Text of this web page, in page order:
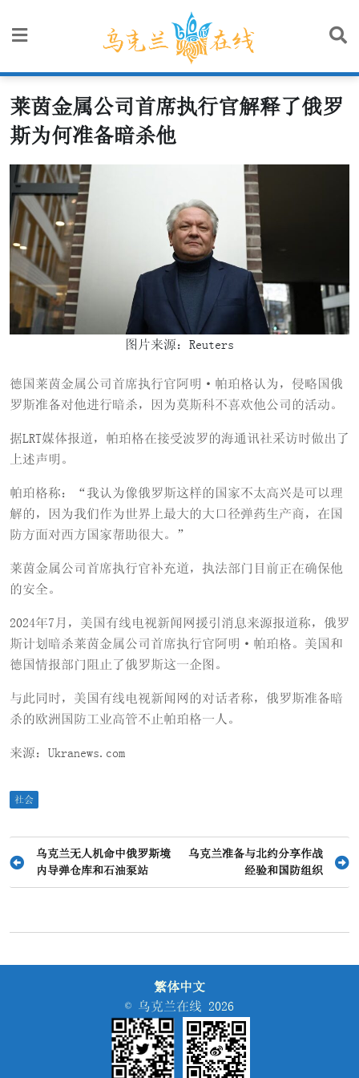
莱茵金属公司首席执行官解释了俄罗
斯为何准备暗杀他
图片来源：Reuters
德国莱茵金属公司首席执行官阿明·帕珀格认为，侵略国俄
罗斯准备对他进行暗杀，因为莫斯科不喜欢他公司的活动。
据LRT媒体报道，帕珀格在接受波罗的海通讯社采访时做出了
上述声明。
帕珀格称：“我认为像俄罗斯这样的国家不太高兴是可以理
解的，因为我们作为世界上最大的大口径弹药生产商，在国
防方面对西方国家帮助很大。”
莱茵金属公司首席执行官补充道，执法部门目前正在确保他
的安全。
2024年7月，美国有线电视新闻网援引消息来源报道称，俄罗
斯计划暗杀莱茵金属公司首席执行官阿明·帕珀格。美国和
德国情报部门阻止了俄罗斯这一企图。
与此同时，美国有线电视新闻网的对话者称，俄罗斯准备暗
杀的欧洲国防工业高管不止帕珀格一人。
来源：Ukranews.com
社会
文
航
乌克兰无人机命中俄罗斯境
内导弹仓库和石油泵站
乌克兰准备与北约分享作战
经验和国防组织
繁体中文
© 乌克兰在线 2026